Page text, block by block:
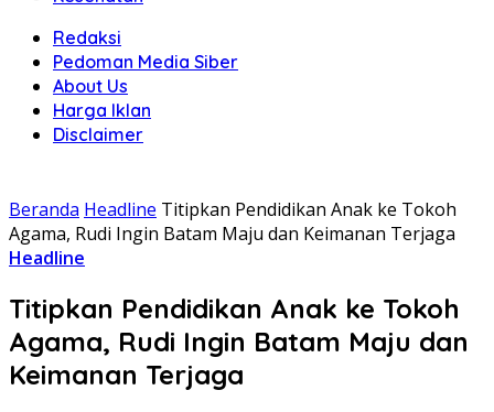
Redaksi
Pedoman Media Siber
About Us
Harga Iklan
Disclaimer
Beranda Headline Titipkan Pendidikan Anak ke Tokoh
Agama, Rudi Ingin Batam Maju dan Keimanan Terjaga
Headline
Titipkan Pendidikan Anak ke Tokoh
Agama, Rudi Ingin Batam Maju dan
Keimanan Terjaga